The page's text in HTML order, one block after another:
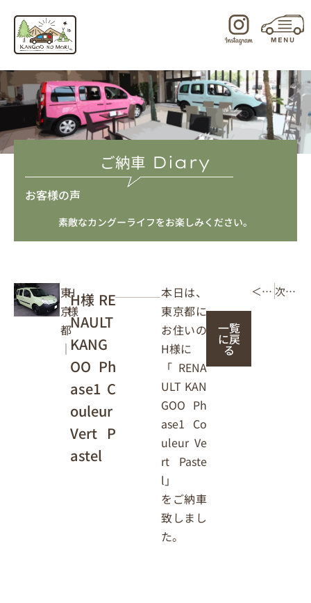
キ
ッ
プ
ご納車 Diary
お客様の声
素敵なカングーライフをお楽しみください。
東
京
都
｜
H
様
H様 RE
NAULT
KANG
OO Ph
ase1 C
ouleur
Vert P
astel
本日は、
東京都に
お住いの
H様に
「RENA
ULT KAN
GOO Ph
ase1 Co
uleur Ve
rt Paste
l」
をご納車
致しまし
た。
一覧
に戻
る
＜ 前の記事 次の記事 ＞